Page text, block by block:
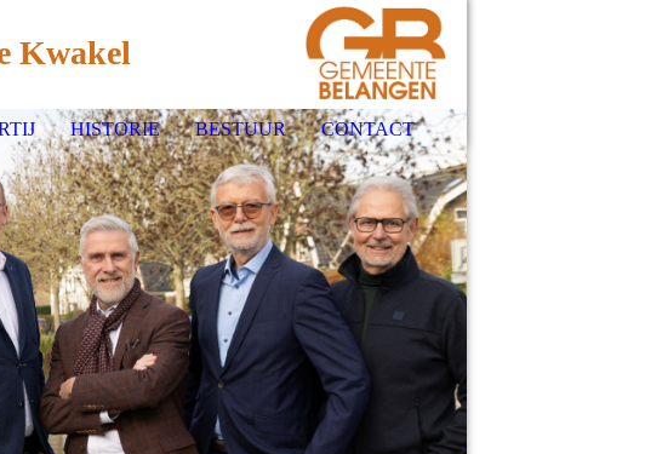
Kwakel
HISTORIE BESTUUR CONTACT